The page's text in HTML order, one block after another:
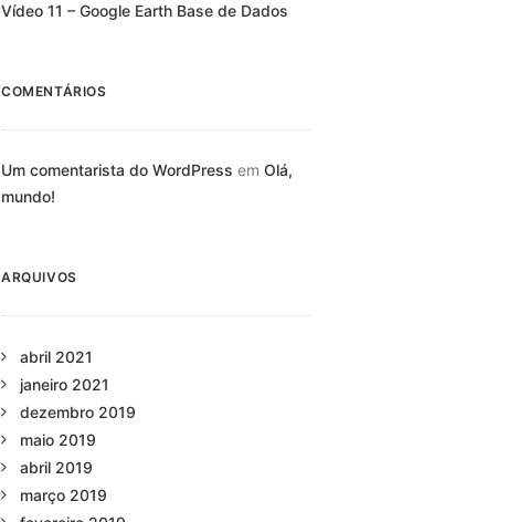
Vídeo 11 – Google Earth Base de Dados
COMENTÁRIOS
Um comentarista do WordPress em Olá,
mundo!
ARQUIVOS
abril 2021
janeiro 2021
dezembro 2019
maio 2019
abril 2019
março 2019